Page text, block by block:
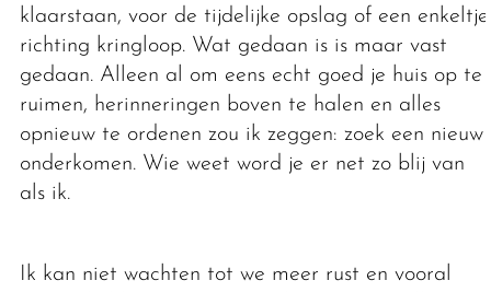
klaarstaan, voor de tijdelijke opslag of een enkeltje
richting kringloop. Wat gedaan is is maar vast
gedaan. Alleen al om eens echt goed je huis op te
ruimen, herinneringen boven te halen en alles
opnieuw te ordenen zou ik zeggen: zoek een nieuw
onderkomen. Wie weet word je er net zo blij van
als ik.
Ik kan niet wachten tot we meer rust en vooral